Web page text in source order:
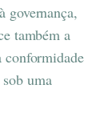
governança,
também a
conformidade
uma